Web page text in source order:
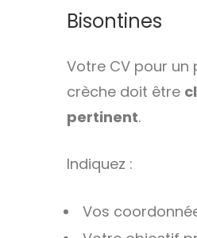
Bisontines
Votre CV pour un
crèche doit être
pertinent.
Indiquez :
Vos